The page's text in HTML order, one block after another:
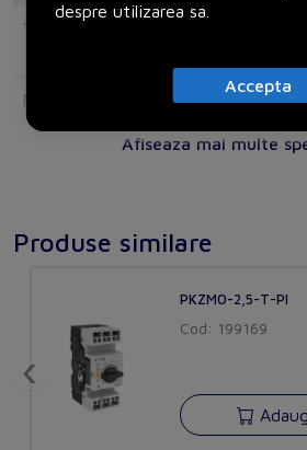
Type of electric connection
Number of contacts as normally
open contact
Number of contacts as change-over
Delayed
Application
Afiseaza mai multe
Produse similare
PKZM0-2,5-T-PI
Cod: 199169
‹
despre utilizarea sa.
Accepta